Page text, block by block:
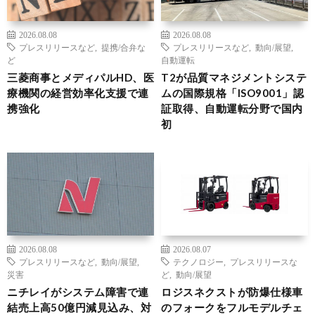
2026.08.08
プレスリリースなど
提携/合弁な
ど
三菱商事とメディパルHD、医
療機関の経営効率化支援で連
携強化
2026.08.08
プレスリリースなど
動向/展望
自動運転
T2が品質マネジメントシステ
ムの国際規格「ISO9001」認
証取得、自動運転分野で国内
初
2026.08.08
プレスリリースなど
動向/展望
災害
ニチレイがシステム障害で連
結売上高50億円減見込み、対
2026.08.07
テクノロジー
プレスリリースな
ど
動向/展望
ロジスネクストが防爆仕様車
のフォークをフルモデルチェ